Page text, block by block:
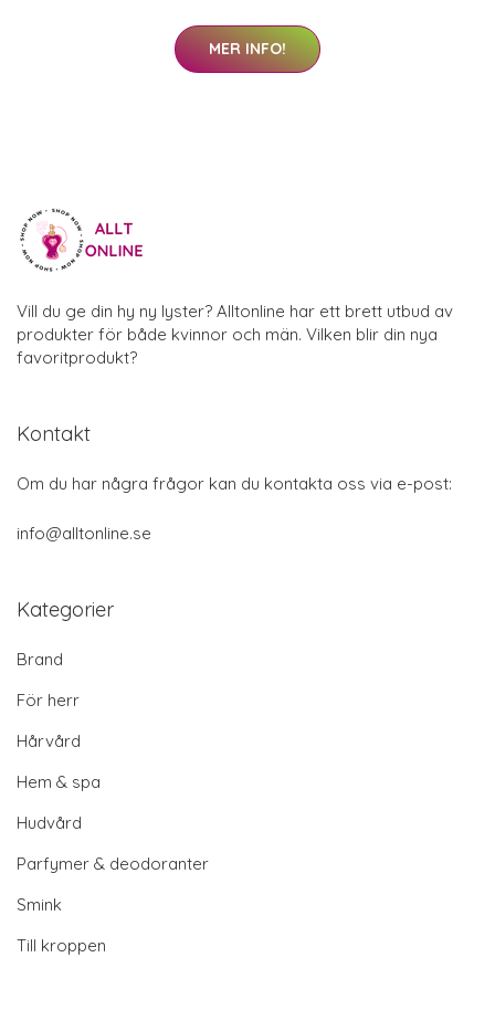
MER INFO!
Vill du ge din hy ny lyster? Alltonline har ett brett utbud av
produkter för både kvinnor och män. Vilken blir din nya
favoritprodukt?
Kontakt
Om du har några frågor kan du kontakta oss via e-post:
info@alltonline.se
Kategorier
Brand
För herr
Hårvård
Hem & spa
Hudvård
Parfymer & deodoranter
Smink
Till kroppen